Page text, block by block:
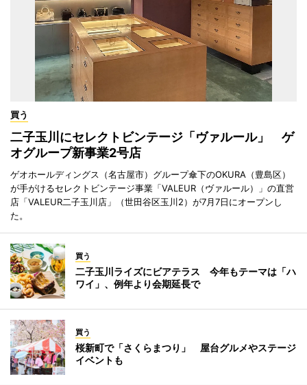
買う
二子玉川にセレクトビンテージ「ヴァルール」 ゲ
オグループ新事業2号店
ゲオホールディングス（名古屋市）グループ傘下のOKURA（豊島区）
が手がけるセレクトビンテージ事業「VALEUR（ヴァルール）」の直営
店「VALEUR二子玉川店」（世田谷区玉川2）が7月7日にオープンし
た。
買う
二子玉川ライズにビアテラス 今年もテーマは「ハ
ワイ」、例年より会期延長で
買う
桜新町で「さくらまつり」 屋台グルメやステージ
イベントも